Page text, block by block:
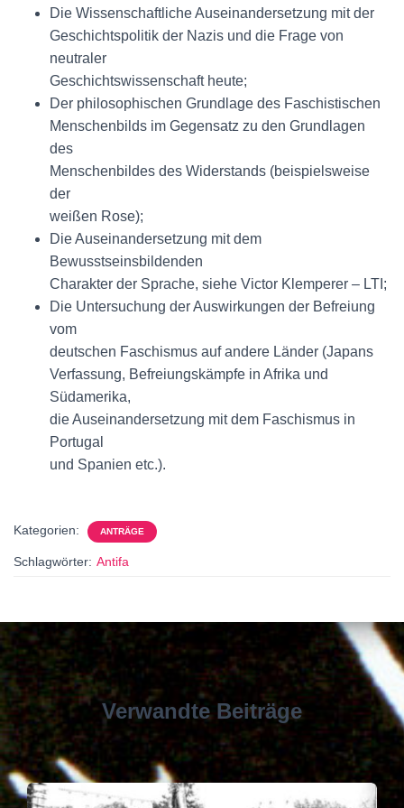
Die Wissenschaftliche Auseinandersetzung mit der
Geschichtspolitik der Nazis und die Frage von
neutraler
Geschichtswissenschaft heute;
Der philosophischen Grundlage des Faschistischen
Menschenbilds im Gegensatz zu den Grundlagen
des
Menschenbildes des Widerstands (beispielsweise
der
weißen Rose);
Die Auseinandersetzung mit dem
Bewusstseinsbildenden
Charakter der Sprache, siehe Victor Klemperer – LTI;
Die Untersuchung der Auswirkungen der Befreiung
vom
deutschen Faschismus auf andere Länder (Japans
Verfassung, Befreiungskämpfe in Afrika und
Südamerika,
die Auseinandersetzung mit dem Faschismus in
Portugal
und Spanien etc.).
Kategorien: ANTRÄGE
Schlagwörter: Antifa
Verwandte Beiträge